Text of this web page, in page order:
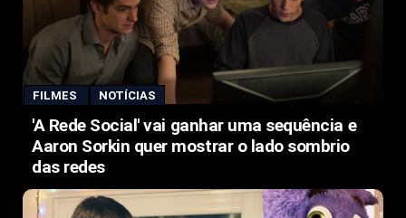
FILMES NOTÍCIAS
'A Rede Social' vai ganhar uma sequência e
Aaron Sorkin quer mostrar o lado sombrio
das redes